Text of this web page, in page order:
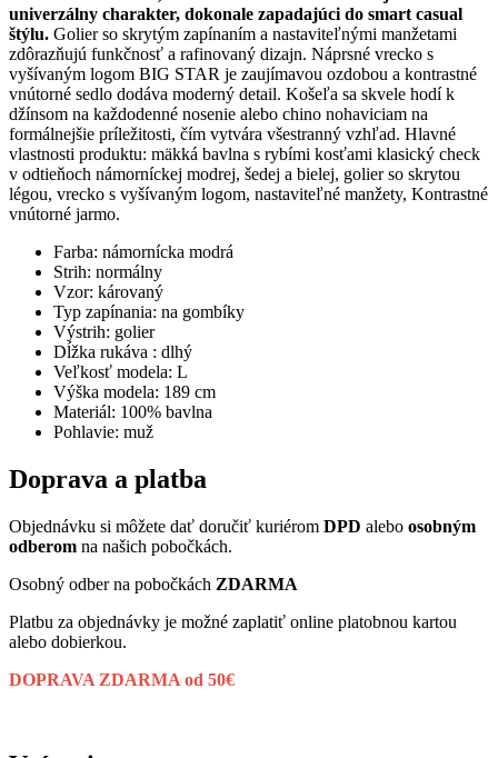
univerzálny charakter, dokonale zapadajúci do smart casual
štýlu. Golier so skrytým zapínaním a nastaviteľnými manžetami
zdôrazňujú funkčnosť a rafinovaný dizajn. Náprsné vrecko s
vyšívaným logom BIG STAR je zaujímavou ozdobou a kontrastné
vnútorné sedlo dodáva moderný detail. Košeľa sa skvele hodí k
džínsom na každodenné nosenie alebo chino nohaviciam na
formálnejšie príležitosti, čím vytvára všestranný vzhľad. Hlavné
vlastnosti produktu: mäkká bavlna s rybími kosťami klasický check
v odtieňoch námorníckej modrej, šedej a bielej, golier so skrytou
légou, vrecko s vyšívaným logom, nastaviteľné manžety, Kontrastné
vnútorné jarmo.
Farba: námornícka modrá
Strih: normálny
Vzor: károvaný
Typ zapínania: na gombíky
Výstrih: golier
Dĺžka rukáva : dlhý
Veľkosť modela: L
Výška modela: 189 cm
Materiál: 100% bavlna
Pohlavie: muž
Doprava a platba
Objednávku si môžete dať doručiť kuriérom DPD alebo osobným
odberom na našich pobočkách.
Osobný odber na pobočkách ZDARMA
Platbu za objednávky je možné zaplatiť online platobnou kartou
alebo dobierkou.
DOPRAVA ZDARMA od 50€